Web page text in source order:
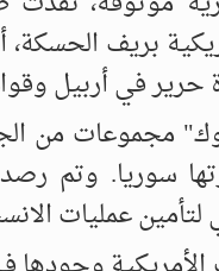
بريف الحسكة،
حرير في أربيل
مجموعات من
سوريا. وتم
لتأمين عمليات